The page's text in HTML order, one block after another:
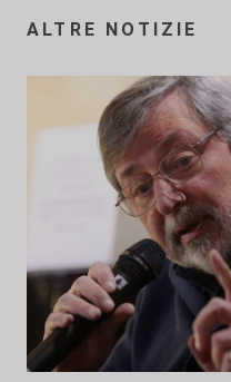
ALTRE NOTIZIE